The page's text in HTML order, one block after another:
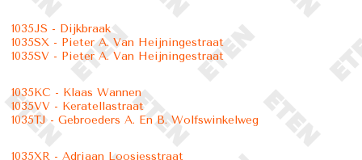
1035JS - Dijkbraak
1035SX - Pieter A. Van Heijningestraat
1035SV - Pieter A. Van Heijningestraat
1035KC - Klaas Wannen
1035VV - Keratellastraat
1035TJ - Gebroeders A. En B. Wolfswinkelweg
1035XR - Adriaan Loosjesstraat